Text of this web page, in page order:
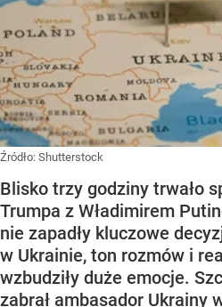
Źródło: Shutterstock
Blisko trzy godziny trwało
Trumpa z Władimirem
nie zapadły kluczowe
w Ukrainie, ton rozmów i
wzbudziły duże emocje.
zabrał ambasador Ukrainy